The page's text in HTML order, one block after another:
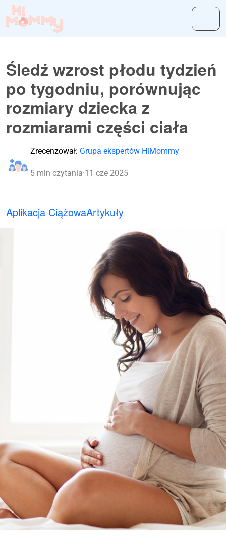
Śledź wzrost płodu tydzień
po tygodniu, porównując
rozmiary dziecka z
rozmiarami części ciała
Zrecenzował: Grupa ekspertów HiMommy
5 min czytania·11 cze 2025
Aplikacja CiążowaArtykuły